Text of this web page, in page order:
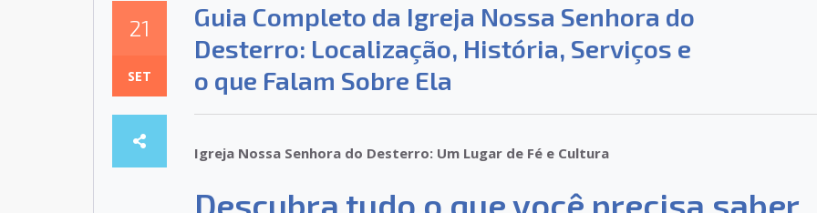
21
SET
Guia Completo da Igreja Nossa Senhora do
Desterro: Localização, História, Serviços e
o que Falam Sobre Ela
Igreja Nossa Senhora do Desterro: Um Lugar de Fé e Cultura
Descubra tudo o que você precisa saber